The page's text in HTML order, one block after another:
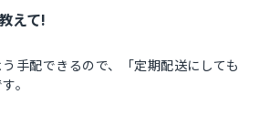
えて!
手配できるので、「定期配送にしても
。